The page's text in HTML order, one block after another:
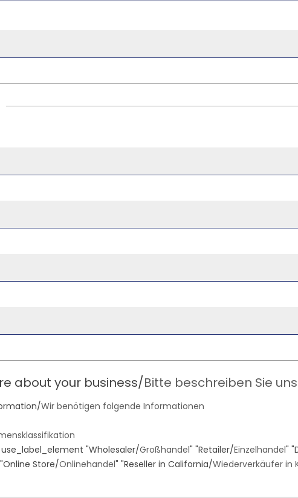
about your business/Bitte beschreiben Sie
Wir benötigen folgende Informationen
"Wholesaler/Großhandel" "Retailer/Einzelhandel"
Store/Onlinehandel" "Reseller in California/Wiederverkäufer in